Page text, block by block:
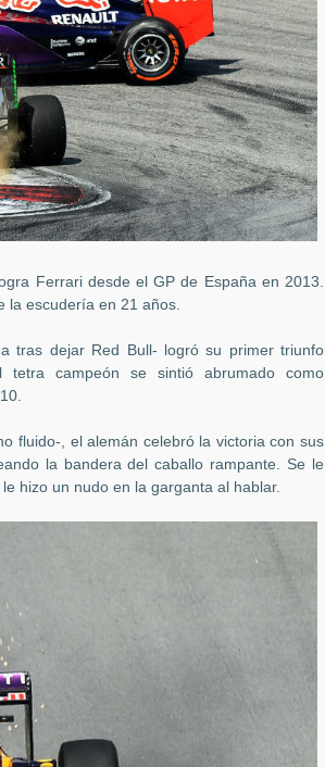
Ferrari desde el GP de España en 2013.
la escudería en 21 años.
tras dejar Red Bull- logró su primer triunfo
campeón se sintió abrumado como
fluido-, el alemán celebró la victoria con sus
la bandera del caballo rampante. Se le
hizo un nudo en la garganta al hablar.